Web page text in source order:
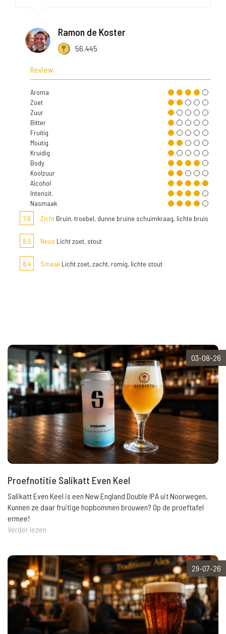
Ramon de Koster
56.445
Review
Aroma
Zoet
Zuur
Bitter
Fruitig
Moutig
Kruidig
Body
Koolzuur
Alcohol
Intensit.
Nasmaak
7,6
Zicht Bruin, troebel, dunne bruine schuimkraag, lichte bruis
8,5 Neus Licht zoet, stout
8,4 Smaak Licht zoet, zacht, romig, lichte stout
03-08-26
Proefnotitie Salikatt Even Keel
Salikatt Even Keel is een New England Double IPA uit Noorwegen.
Kunnen ze daar fruitige hopbommen brouwen? Op de proeftafel
ermee!
Verder lezen
29-07-26